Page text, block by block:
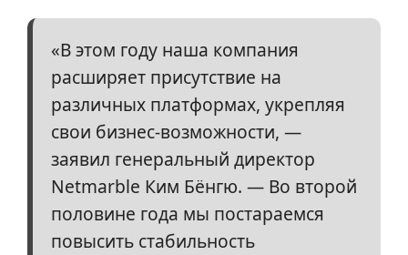
«В этом году наша компания
расширяет присутствие на
различных платформах, укрепляя
свои бизнес-возможности, —
заявил генеральный директор
Netmarble Ким Бёнгю. — Во второй
половине года мы постараемся
повысить стабильность